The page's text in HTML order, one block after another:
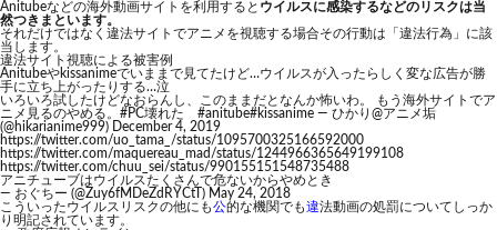
Anitubeなどの海外動画サイトを利用すると ウイルスに感染するなどのリスクは当
然つきまといます。
それだけではなく違法サイトでアニメを視聴する場合その行動は「違法行為」に該
当します。
違法サイト視聴による被害例
Anitubeやkissanimeでいままで見てたけど…ウイルスが入ったらしく変な広告が勝
手に立ち上がったりする…泣
いろいろ試したけどなおらんし、このままだとなんか怖いわ。 もう海外サイトでア
ニメ見るのやめる。 #PC壊れた #anitube#kissanime — ひかり@アニメ垢
(@hikarianime999)
December 4, 2019
https://twitter.com/uo_tama_/status/1095700325166592000
https://twitter.com/maquereau_mad/status/1244966365649199108
https://twitter.com/chuu_sei/status/990155151548735488
アニチューブはウイルスたくさんで危ないからやめとき
— おぐちー (@Zuy6fMDeZdRYCtT) May 24, 2018
こういったウイルスリスクの他にも公的な機関でも違法動画の処罰についてしっか
り明記されています。